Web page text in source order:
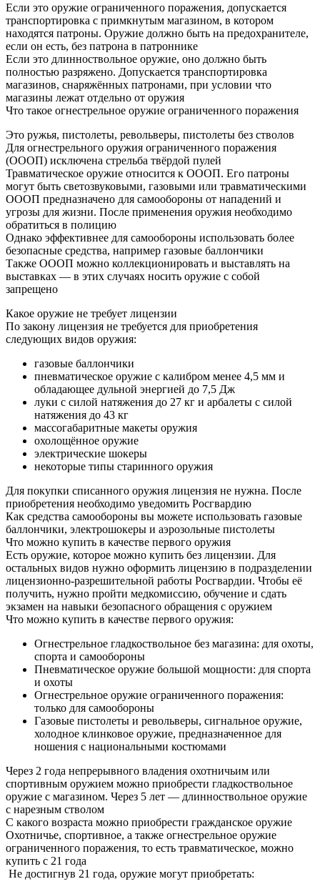
Если это оружие ограниченного поражения, допускается
транспортировка с примкнутым магазином, в котором
находятся патроны. Оружие должно быть на предохранителе,
если он есть, без патрона в патроннике
Если это длинноствольное оружие, оно должно быть
полностью разряжено. Допускается транспортировка
магазинов, снаряжённых патронами, при условии что
магазины лежат отдельно от оружия
Что такое огнестрельное оружие ограниченного поражения
Это ружья, пистолеты, револьверы, пистолеты без стволов
Для огнестрельного оружия ограниченного поражения
(ОООП) исключена стрельба твёрдой пулей
Травматическое оружие относится к ОООП. Его патроны
могут быть светозвуковыми, газовыми или травматическими
ОООП предназначено для самообороны от нападений и
угрозы для жизни. После применения оружия необходимо
обратиться в полицию
Однако эффективнее для самообороны использовать более
безопасные средства, например газовые баллончики
Также ОООП можно коллекционировать и выставлять на
выставках — в этих случаях носить оружие с собой
запрещено
Какое оружие не требует лицензии
По закону лицензия не требуется для приобретения
следующих видов оружия:
газовые баллончики
пневматическое оружие с калибром менее 4,5 мм и
обладающее дульной энергией до 7,5 Дж
луки с силой натяжения до 27 кг и арбалеты с силой
натяжения до 43 кг
массогабаритные макеты оружия
охолощённое оружие
электрические шокеры
некоторые типы старинного оружия
Для покупки списанного оружия лицензия не нужна. После
приобретения необходимо уведомить Росгвардию
Как средства самообороны вы можете использовать газовые
баллончики, электрошокеры и аэрозольные пистолеты
Что можно купить в качестве первого оружия
Есть оружие, которое можно купить без лицензии. Для
остальных видов нужно оформить лицензию в подразделении
лицензионно-разрешительной работы Росгвардии. Чтобы её
получить, нужно пройти медкомиссию, обучение и сдать
экзамен на навыки безопасного обращения с оружием
Что можно купить в качестве первого оружия:
Огнестрельное гладкоствольное без магазина: для охоты,
спорта и самообороны
Пневматическое оружие большой мощности: для спорта
и охоты
Огнестрельное оружие ограниченного поражения:
только для самообороны
Газовые пистолеты и револьверы, сигнальное оружие,
холодное клинковое оружие, предназначенное для
ношения с национальными костюмами
Через 2 года непрерывного владения охотничьим или
спортивным оружием можно приобрести гладкоствольное
оружие с магазином. Через 5 лет — длинноствольное оружие
с нарезным стволом
С какого возраста можно приобрести гражданское оружие
Охотничье, спортивное, а также огнестрельное оружие
ограниченного поражения, то есть травматическое, можно
купить с 21 года
Не достигнув 21 года, оружие могут приобретать: